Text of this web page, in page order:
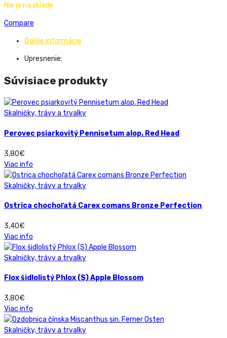
Nie je na sklade
Compare
Ďalšie informácie
Upresnenie:
Súvisiace produkty
Skalničky, trávy a trvalky
Perovec psiarkovitý Pennisetum alop. Red Head
3,80€
Viac info
Skalničky, trávy a trvalky
Ostrica chochoľatá Carex comans Bronze Perfection
3,40€
Viac info
Skalničky, trávy a trvalky
Flox šidlolistý Phlox (S) Apple Blossom
3,80€
Viac info
Skalničky, trávy a trvalky